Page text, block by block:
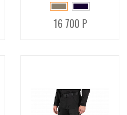
16 700 Р